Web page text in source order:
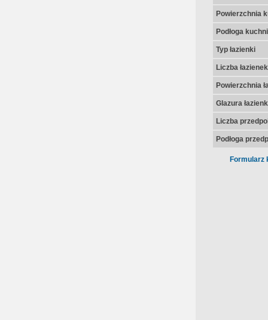
Powierzchnia
Podłoga kuchni
Typ łazienki
Liczba łazienek
Powierzchnia
Glazura
Liczba
Podłoga
Formularz